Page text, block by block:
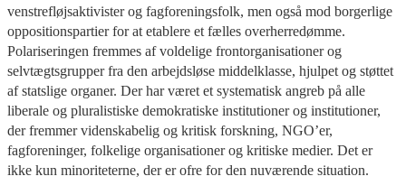
venstrefløjsaktivister og fagforeningsfolk, men også mod borgerlige
oppositionspartier for at etablere et fælles overherredømme.
Polariseringen fremmes af voldelige frontorganisationer og
selvtægtsgrupper fra den arbejdsløse middelklasse, hjulpet og støttet
af statslige organer. Der har været et systematisk angreb på alle
liberale og pluralistiske demokratiske institutioner og institutioner,
der fremmer videnskabelig og kritisk forskning, NGO’er,
fagforeninger, folkelige organisationer og kritiske medier. Det er
ikke kun minoriteterne, der er ofre for den nuværende situation.